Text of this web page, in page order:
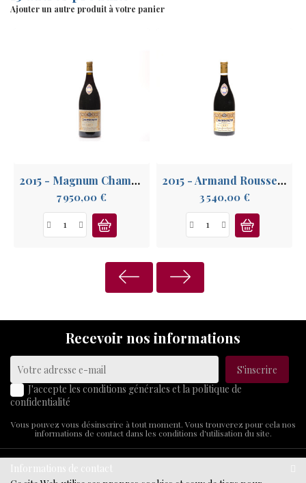
Ajouter un autre produit à votre panier
2015 - Magnum Chambertin Armand Rousseau GC
7 950,00 €Prix
2015 - Armand Rousseau Chambertin Grand Cru
3 540,00 €Prix
Recevoir nos informations
J'accepte les conditions générales et la politique de
confidentialité
Vous pouvez vous désinscrire à tout moment. Vous trouverez pour cela nos
informations de contact dans les conditions d'utilisation du site.
Informations de contact